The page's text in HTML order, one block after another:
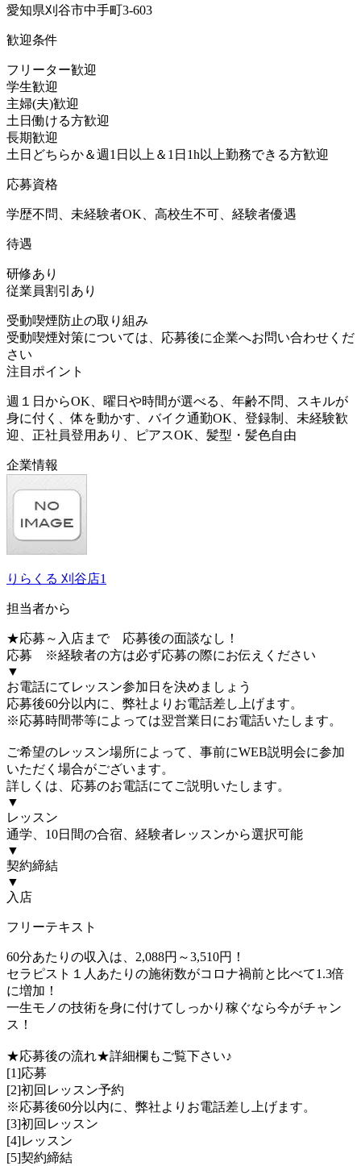
愛知県刈谷市中手町3-603
歓迎条件
フリーター歓迎
学生歓迎
主婦(夫)歓迎
土日働ける方歓迎
長期歓迎
土日どちらか＆週1日以上＆1日1h以上勤務できる方歓迎
応募資格
学歴不問、未経験者OK、高校生不可、経験者優遇
待遇
研修あり
従業員割引あり
受動喫煙防止の取り組み
受動喫煙対策については、応募後に企業へお問い合わせくだ
さい
注目ポイント
週１日からOK、曜日や時間が選べる、年齢不問、スキルが
身に付く、体を動かす、バイク通勤OK、登録制、未経験歓
迎、正社員登用あり、ピアスOK、髪型・髪色自由
企業情報
りらくる 刈谷店1
担当者から
★応募～入店まで 応募後の面談なし！
応募 ※経験者の方は必ず応募の際にお伝えください
▼
お電話にてレッスン参加日を決めましょう
応募後60分以内に、弊社よりお電話差し上げます。
※応募時間帯等によっては翌営業日にお電話いたします。
ご希望のレッスン場所によって、事前にWEB説明会に参加
いただく場合がございます。
詳しくは、応募のお電話にてご説明いたします。
▼
レッスン
通学、10日間の合宿、経験者レッスンから選択可能
▼
契約締結
▼
入店
フリーテキスト
60分あたりの収入は、2,088円～3,510円！
セラピスト１人あたりの施術数がコロナ禍前と比べて1.3倍
に増加！
一生モノの技術を身に付けてしっかり稼ぐなら今がチャン
ス！
★応募後の流れ★詳細欄もご覧下さい♪
[1]応募
[2]初回レッスン予約
※応募後60分以内に、弊社よりお電話差し上げます。
[3]初回レッスン
[4]レッスン
[5]契約締結